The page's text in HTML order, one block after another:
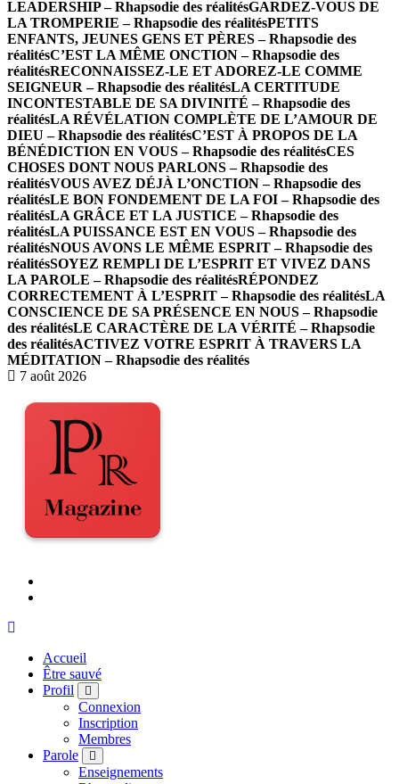
LEADERSHIP – Rhapsodie des réalitésGARDEZ-VOUS DE
LA TROMPERIE – Rhapsodie des réalitésPETITS
ENFANTS, JEUNES GENS ET PÈRES – Rhapsodie des
réalitésC’EST LA MÊME ONCTION – Rhapsodie des
réalitésRECONNAISSEZ-LE ET ADOREZ-LE COMME
SEIGNEUR – Rhapsodie des réalitésLA CERTITUDE
INCONTESTABLE DE SA DIVINITÉ – Rhapsodie des
réalitésLA RÉVÉLATION COMPLÈTE DE L’AMOUR DE
DIEU – Rhapsodie des réalitésC’EST À PROPOS DE LA
BÉNÉDICTION EN VOUS – Rhapsodie des réalitésCES
CHOSES DONT NOUS PARLONS – Rhapsodie des
réalitésVOUS AVEZ DÉJÀ L’ONCTION – Rhapsodie des
réalitésLE BON FONDEMENT DE LA FOI – Rhapsodie des
réalitésLA GRÂCE ET LA JUSTICE – Rhapsodie des
réalitésLA PUISSANCE EST EN VOUS – Rhapsodie des
réalitésNOUS AVONS LE MÊME ESPRIT – Rhapsodie des
réalitésSOYEZ REMPLI DE L’ESPRIT ET VIVEZ DANS
LA PAROLE – Rhapsodie des réalitésRÉPONDEZ
CORRECTEMENT À L’ESPRIT – Rhapsodie des réalitésLA
CONSCIENCE DE SA PRÉSENCE EN NOUS – Rhapsodie
des réalitésLE CARACTÈRE DE LA VÉRITÉ – Rhapsodie
des réalitésACTIVEZ VOTRE ESPRIT À TRAVERS LA
MÉDITATION – Rhapsodie des réalités
7 août 2026
Accueil
Être sauvé
Profil
Connexion
Inscription
Membres
Parole
Enseignements